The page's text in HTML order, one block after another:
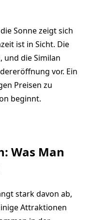
Sonne zeigt sich
ist in Sicht. Die
und die Similan
vor. Ein
Preisen zu
beginnt.
Was Man
stark davon ab,
Attraktionen